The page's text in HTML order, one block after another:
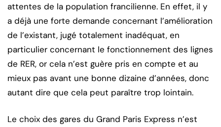
attentes de la population francilienne. En effet, il y
a déjà une forte demande concernant l’amélioration
de l’existant, jugé totalement inadéquat, en
particulier concernant le fonctionnement des lignes
de RER, or cela n’est guère pris en compte et au
mieux pas avant une bonne dizaine d’années, donc
autant dire que cela peut paraître trop lointain.
Le choix des gares du Grand Paris Express n’est